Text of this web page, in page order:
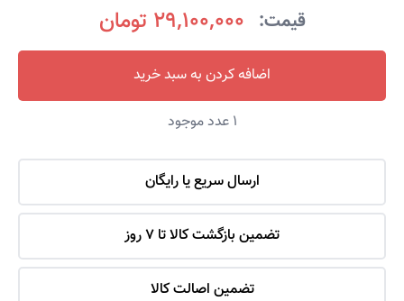
قیمت: 29,100,000 تومان
اضافه کردن به سبد خرید
1 عدد موجود
ارسال سریع یا رایگان
تضمین بازگشت کالا تا 7 روز
تضمین اصالت کالا